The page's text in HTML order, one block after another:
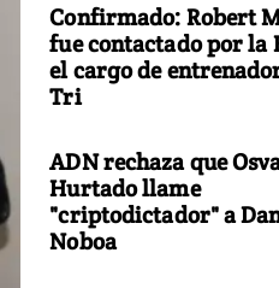
Confirmado: Robert
fue contactado por la
el cargo de
Tri
ADN rechaza que
Hurtado llame
"criptodictador" a
Noboa